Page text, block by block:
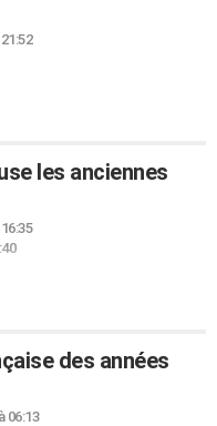
les anciennes
des années
06:13